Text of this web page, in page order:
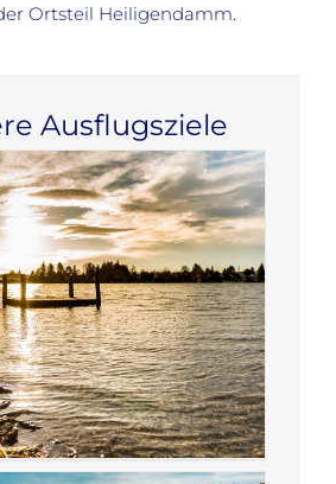
Ortsteil Heiligendamm.
Ausflugsziele